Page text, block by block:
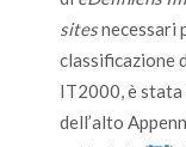
sitesnecessari
classificazione
IT2000, è
dell’alto